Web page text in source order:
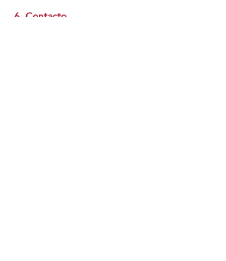
6. Contacto